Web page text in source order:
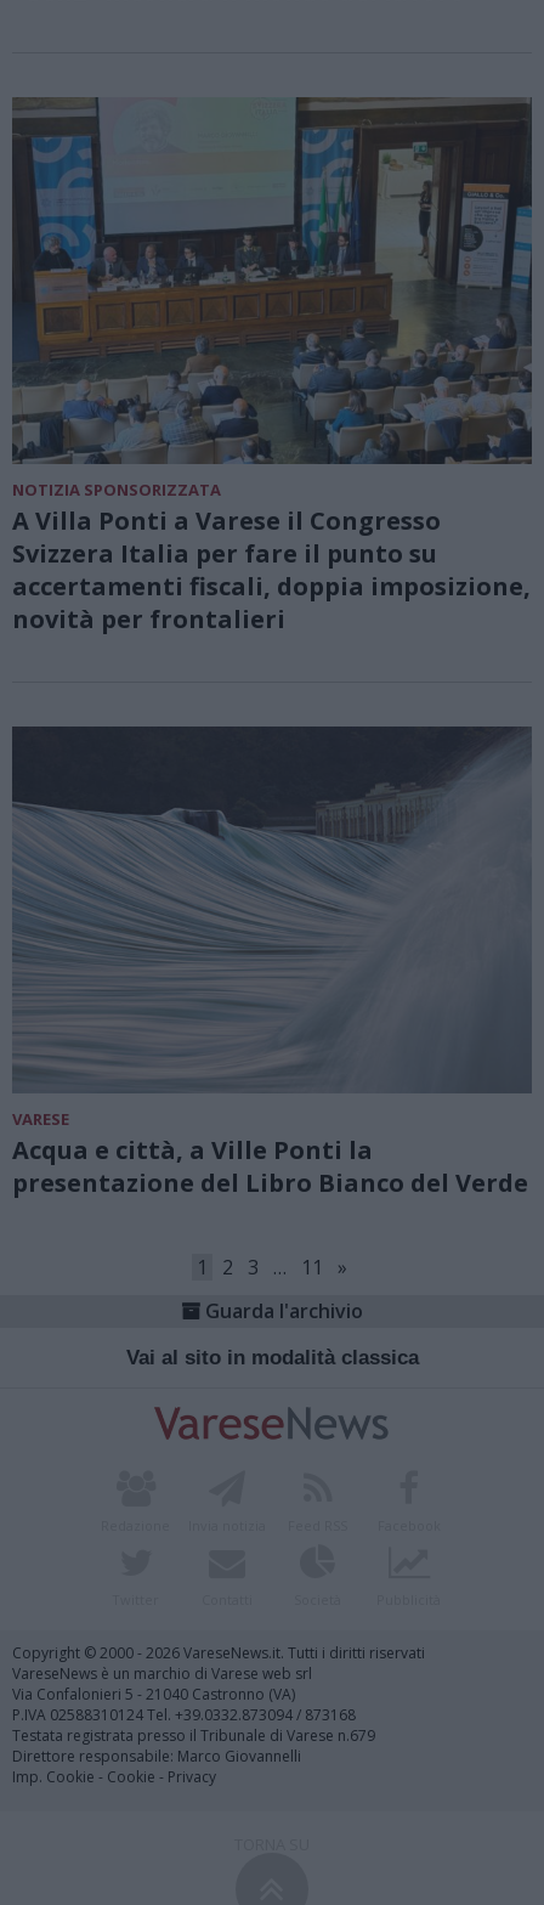
NOTIZIA SPONSORIZZATA
A Villa Ponti a Varese il Congresso
Svizzera Italia per fare il punto su
accertamenti fiscali, doppia imposizione,
novità per frontalieri
VARESE
Acqua e città, a Ville Ponti la
presentazione del Libro Bianco del Verde
1 2 3 … 11
»
Guarda l'archivio
Vai al sito in modalità classica
Copyright © 2000 - 2026 VareseNews.it. Tutti i diritti riservati
VareseNews è un marchio di Varese web srl
Via Confalonieri 5 - 21040 Castronno (VA)
P.IVA 02588310124 Tel. +39.0332.873094 / 873168
Testata registrata presso il Tribunale di Varese n.679
Direttore responsabile: Marco Giovannelli
Imp. Cookie - Cookie - Privacy